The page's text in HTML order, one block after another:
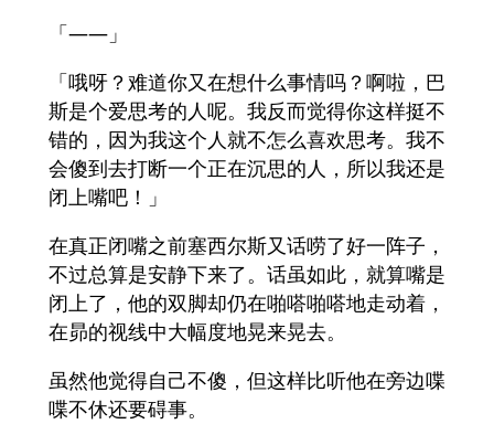
「——」
「哦呀？难道你又在想什么事情吗？啊啦，巴
斯是个爱思考的人呢。我反而觉得你这样挺不
错的，因为我这个人就不怎么喜欢思考。我不
会傻到去打断一个正在沉思的人，所以我还是
闭上嘴吧！」
在真正闭嘴之前塞西尔斯又话唠了好一阵子，
不过总算是安静下来了。话虽如此，就算嘴是
闭上了，他的双脚却仍在啪嗒啪嗒地走动着，
在昴的视线中大幅度地晃来晃去。
虽然他觉得自己不傻，但这样比听他在旁边喋
喋不休还要碍事。